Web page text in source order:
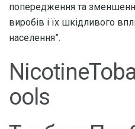
попередження та
виробів і їх шкідливого
населення”.
ools